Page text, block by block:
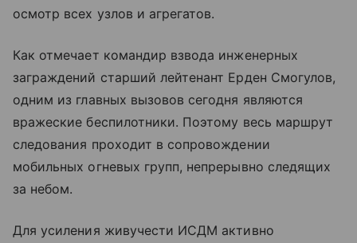
осмотр всех узлов и агрегатов.
Как отмечает командир взвода инженерных
заграждений старший лейтенант Ерден Смогулов,
одним из главных вызовов сегодня являются
вражеские беспилотники. Поэтому весь маршрут
следования проходит в сопровождении
мобильных огневых групп, непрерывно следящих
за небом.
Для усиления живучести ИСДМ активно